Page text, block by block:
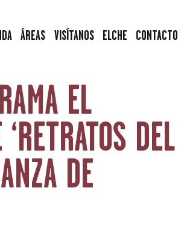
ÁREAS VISÍTANOS ELCHE CONTACTO
EL
DEL
DE